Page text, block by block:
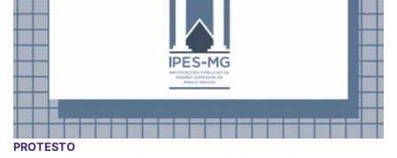
PROTESTO